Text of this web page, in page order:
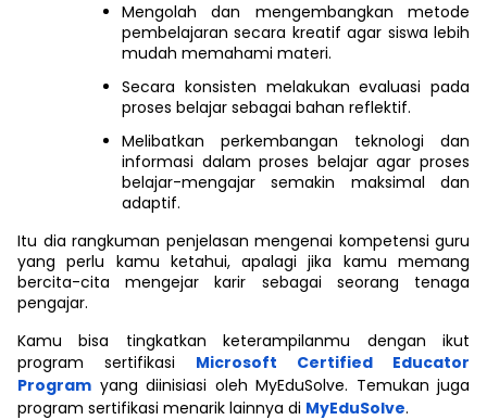
Mengolah dan mengembangkan metode
pembelajaran secara kreatif agar siswa lebih
mudah memahami materi.
Secara konsisten melakukan evaluasi pada
proses belajar sebagai bahan reflektif.
Melibatkan perkembangan teknologi dan
informasi dalam proses belajar agar proses
belajar-mengajar semakin maksimal dan
adaptif.
Itu dia rangkuman penjelasan mengenai kompetensi guru
yang perlu kamu ketahui, apalagi jika kamu memang
bercita-cita mengejar karir sebagai seorang tenaga
pengajar.
Kamu bisa tingkatkan keterampilanmu dengan ikut
program sertifikasi Microsoft Certified Educator
Program yang diinisiasi oleh MyEduSolve. Temukan juga
program sertifikasi menarik lainnya di MyEduSolve.